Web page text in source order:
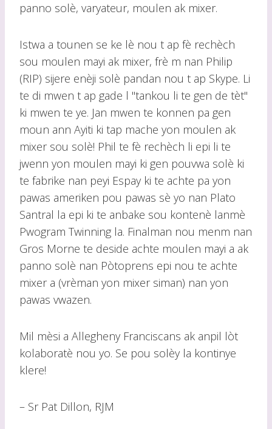
panno solè, varyateur, moulen ak mixer.
Istwa a tounen se ke lè nou t ap fè rechèch
sou moulen mayi ak mixer, frè m nan Philip
(RIP) sijere enèji solè pandan nou t ap Skype. Li
te di mwen t ap gade l "tankou li te gen de tèt"
ki mwen te ye. Jan mwen te konnen pa gen
moun ann Ayiti ki tap mache yon moulen ak
mixer sou solè! Phil te fè rechèch li epi li te
jwenn yon moulen mayi ki gen pouvwa solè ki
te fabrike nan peyi Espay ki te achte pa yon
pawas ameriken pou pawas sè yo nan Plato
Santral la epi ki te anbake sou kontenè lanmè
Pwogram Twinning la. Finalman nou menm nan
Gros Morne te deside achte moulen mayi a ak
panno solè nan Pòtoprens epi nou te achte
mixer a (vrèman yon mixer siman) nan yon
pawas vwazen.
Mil mèsi a Allegheny Franciscans ak anpil lòt
kolaboratè nou yo. Se pou solèy la kontinye
klere!
– Sr Pat Dillon, RJM